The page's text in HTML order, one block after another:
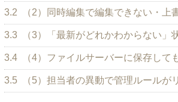
3.2 （2）同時編集で編集できない・上
3.3 （3）「最新がどれかわからない」
3.4 （4）ファイルサーバーに保存して
3.5 （5）担当者の異動で管理ルールが